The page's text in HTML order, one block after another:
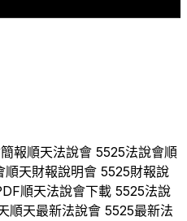
報順天法說會 5525法說會順
順天財報說明會 5525財報說
順天法說會下載 5525法說
順天最新法說會 5525最新法